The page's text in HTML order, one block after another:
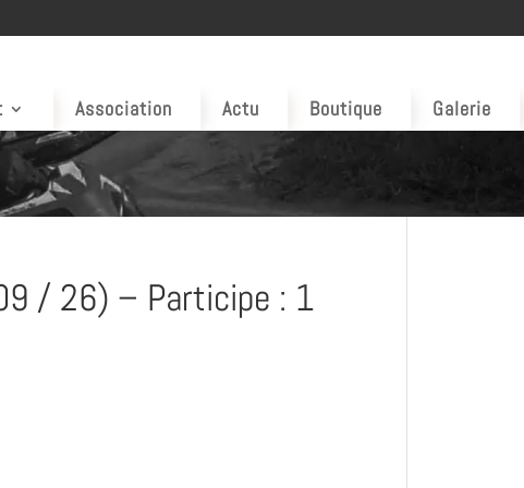
Association Actu Boutique Galerie
/ 26) – Participe : 1